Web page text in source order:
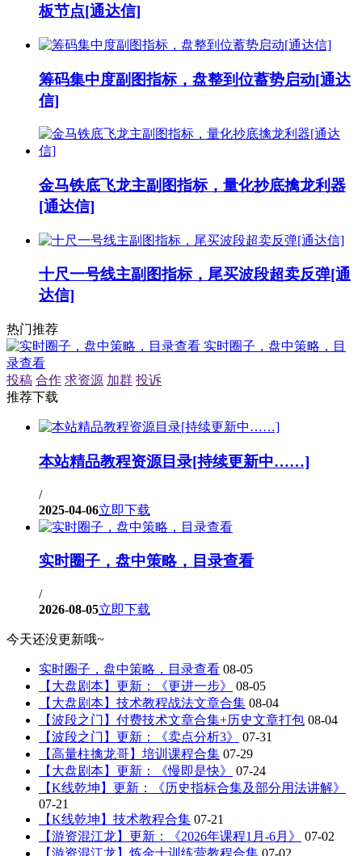
板节点[通达信]
筹码集中度副图指标，盘整到位蓄势启动[通达
信]
金马铁底飞龙主副图指标，量化抄底擒龙利器
[通达信]
十尺一号线主副图指标，尾买波段超卖反弹[通
达信]
热门推荐
实时圈子，盘中策略，目
录查看
投稿 合作 求资源 加群 投诉
推荐下载
本站精品教程资源目录[持续更新中……]
/
2025-04-06立即下载
实时圈子，盘中策略，目录查看
/
2026-08-05立即下载
今天还没更新哦~
实时圈子，盘中策略，目录查看 08-05
【大盘剧本】更新：《更进一步》
08-05
【大盘剧本】技术教程战法文章合集 08-04
【波段之门】付费技术文章合集+历史文章打包 08-04
【波段之门】更新：《卖点分析3》
07-31
【高量柱擒龙哥】培训课程合集 07-29
【大盘剧本】更新：《慢即是快》
07-24
【K线乾坤】更新：《历史指标合集及部分用法讲解》
07-21
【K线乾坤】技术教程合集 07-21
【游资混江龙】更新：《2026年课程1月-6月》
07-02
【游资混江龙】炼金士训练营教程合集 07-02